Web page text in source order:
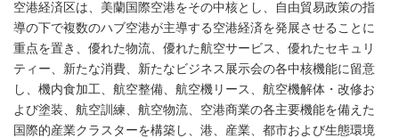
空港経済区は、美蘭国際空港をその中核とし、自由貿易政策の指
導の下で複数のハブ空港が主導する空港経済を発展させることに
重点を置き、優れた物流、優れた航空サービス、優れたセキュリ
ティー、新たな消費、新たなビジネス展示会の各中核機能に留意
し、機内食加工、航空整備、航空機リース、航空機解体・改修お
よび塗装、航空訓練、航空物流、空港商業の各主要機能を備えた
国際的産業クラスターを構築し、港、産業、都市および生態環境